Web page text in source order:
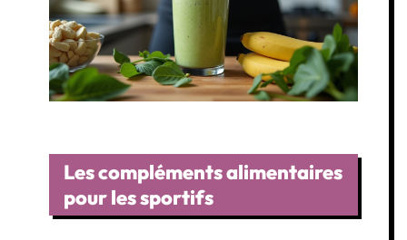
Les compléments alimentaires
pour les sportifs